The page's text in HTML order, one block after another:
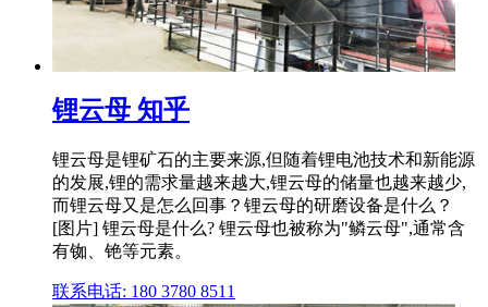
锂云母 知乎
锂云母是锂矿石的主要来源,但随着锂电池技术和新能源
的发展,锂的需求量越来越大,锂云母的储量也越来越少,
而锂云母又是怎么回事？锂云母的研磨设备是什么？
[图片] 锂云母是什么? 锂云母也被称为"鳞云母",通常含
有铷、铯等元素。
联系电话: 180 3780 8511